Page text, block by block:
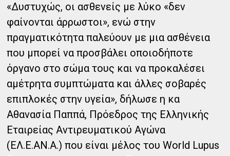
«Δυστυχώς, οι ασθενείς με λύκο «δεν
φαίνονται άρρωστοι», ενώ στην
πραγματικότητα παλεύουν με μια ασθένεια
που μπορεί να προσβάλει οποιοδήποτε
όργανο στο σώμα τους και να προκαλέσει
αμέτρητα συμπτώματα και άλλες σοβαρές
επιπλοκές στην υγεία», δήλωσε η κα
Αθανασία Παππά, Πρόεδρος της Ελληνικής
Εταιρείας Αντιρευματικού Αγώνα
(ΕΛ.Ε.ΑΝ.Α.) που είναι μέλος του World Lupus